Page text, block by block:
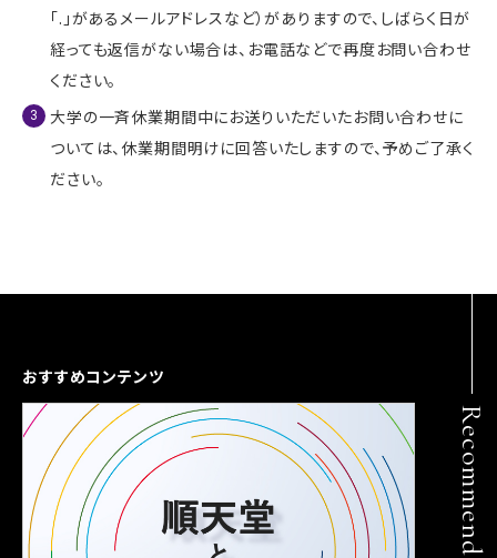
「.」があるメールアドレスなど）がありますので、しばらく日が
経っても返信がない場合は、お電話などで再度お問い合わせ
ください。
大学の一斉休業期間中にお送りいただいたお問い合わせに
ついては、休業期間明けに回答いたしますので、予めご了承く
ださい。
Recommend
おすすめコンテンツ